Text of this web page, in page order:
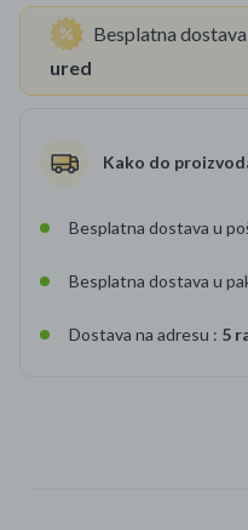
Besplatna dostava
ured
Kako do
Besplatna dostava u
Besplatna dostava u
Dostava na adresu : 5